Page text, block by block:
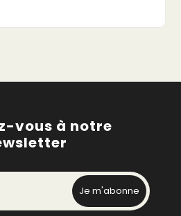
vous à notre
Je m'abonne